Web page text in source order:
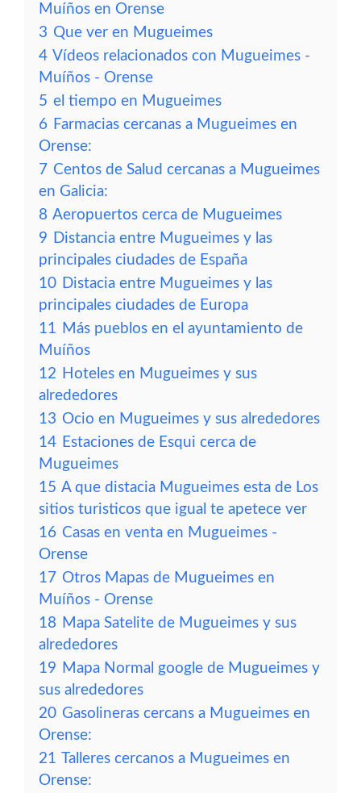
Muíños en Orense
3 Que ver en Mugueimes
4 Vídeos relacionados con Mugueimes -
Muíños - Orense
5 el tiempo en Mugueimes
6 Farmacias cercanas a Mugueimes en
Orense:
7 Centos de Salud cercanas a Mugueimes
en Galicia:
8 Aeropuertos cerca de Mugueimes
9 Distancia entre Mugueimes y las
principales ciudades de España
10 Distacia entre Mugueimes y las
principales ciudades de Europa
11 Más pueblos en el ayuntamiento de
Muíños
12 Hoteles en Mugueimes y sus
alrededores
13 Ocio en Mugueimes y sus alrededores
14 Estaciones de Esqui cerca de
Mugueimes
15 A que distacia Mugueimes esta de Los
sitios turisticos que igual te apetece ver
16 Casas en venta en Mugueimes -
Orense
17 Otros Mapas de Mugueimes en
Muíños - Orense
18 Mapa Satelite de Mugueimes y sus
alrededores
19 Mapa Normal google de Mugueimes y
sus alrededores
20 Gasolineras cercans a Mugueimes en
Orense:
21 Talleres cercanos a Mugueimes en
Orense: